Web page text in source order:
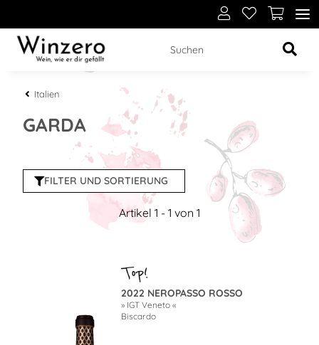
Italien
GARDA
FILTER UND SORTIERUNG
Artikel 1 - 1 von 1
2022 NEROPASSO ROSSO
» IGT Veneto «
Biscardo